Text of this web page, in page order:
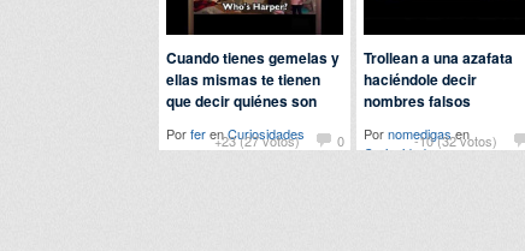
+23 (27 votos) 0
Cuando tienes gemelas y
ellas mismas te tienen
que decir quiénes son
PorferenCuriosidades -10 (32 votos)
Trollean a una azafata
haciéndole decir
nombres falsos
Pornomedigasen
Curiosidades